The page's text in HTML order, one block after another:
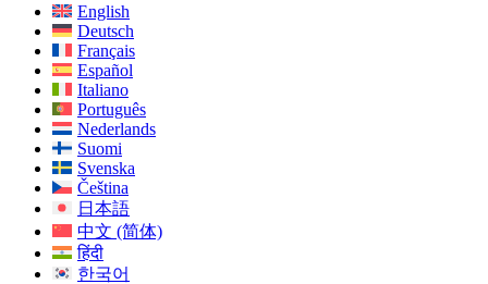
English
Deutsch
Français
Español
Italiano
Português
Nederlands
Suomi
Svenska
Čeština
日本語
中文 (简体)
हिंदी
한국어